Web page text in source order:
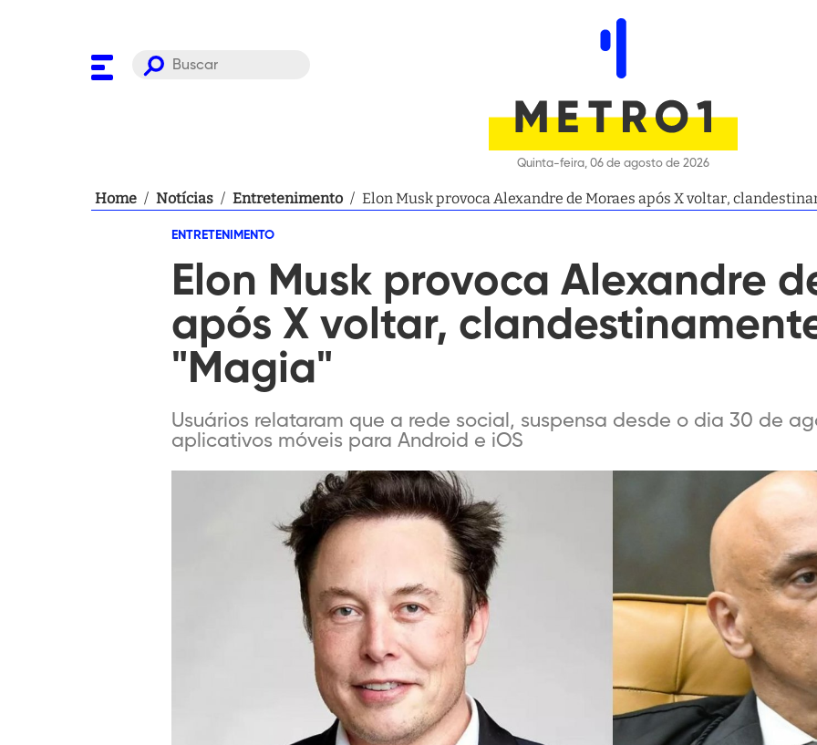
Quinta-feira, 06 de agosto de 2026
Home / Notícias / Entretenimento / Elon Musk provoca Alexandre de Moraes após X voltar,
ENTRETENIMENTO
Elon Musk provoca Alexandre
após X voltar,
"Magia"
Usuários relataram que a rede social, suspensa desde o dia 30 de
aplicativos móveis para Android e iOS